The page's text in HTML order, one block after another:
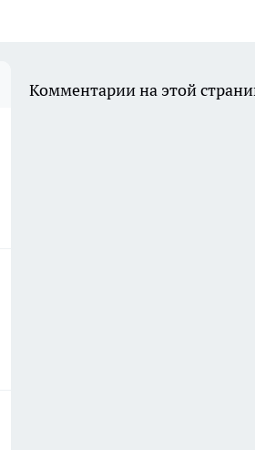
Комментарии на этой